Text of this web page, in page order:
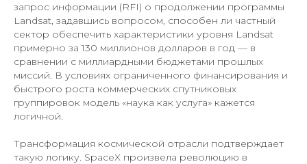
запрос информации (RFI) о продолжении программы
Landsat, задавшись вопросом, способен ли частный
сектор обеспечить характеристики уровня Landsat
примерно за 130 миллионов долларов в год — в
сравнении с миллиардными бюджетами прошлых
миссий. В условиях ограниченного финансирования и
быстрого роста коммерческих спутниковых
группировок модель «наука как услуга» кажется
логичной.
Трансформация космической отрасли подтверждает
такую логику. SpaceX произвела революцию в